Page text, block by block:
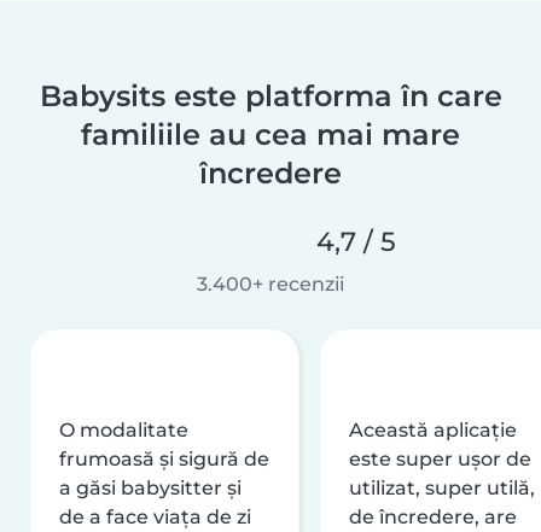
Babysits este platforma în care
familiile au cea mai mare
încredere
4,7 / 5
3.400+ recenzii
O modalitate
frumoasă și sigură de
a găsi babysitter și
de a face viața de zi
Această aplicație
este super ușor de
utilizat, super utilă,
de încredere, are